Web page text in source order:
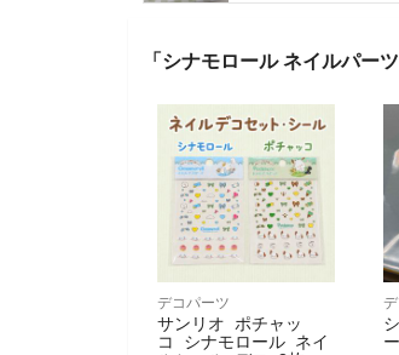
「シナモロール ネイルパー
デコパーツ
サンリオ ポチャッ
コ シナモロール ネイ